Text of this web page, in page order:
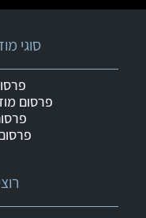
סוגי
פרסום